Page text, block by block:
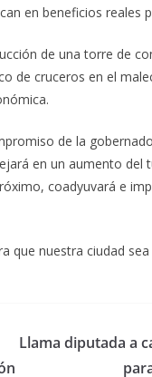
en beneficios reales
de una torre de
de cruceros en el
de la
en un aumento del
coadyuvará e
que nuestra ciudad
Llama diputada a